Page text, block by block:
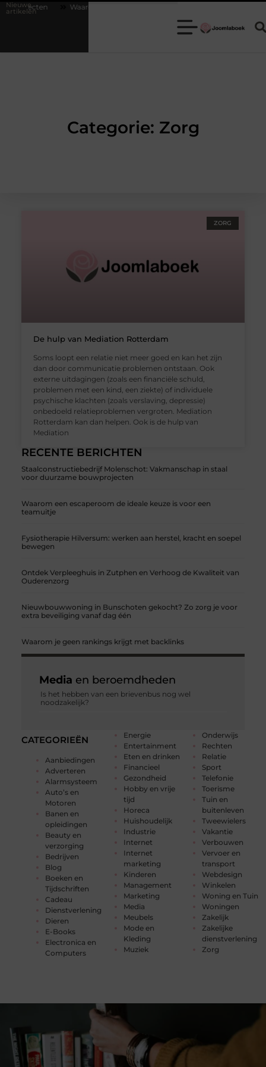
Nieuwe
artikelen Waarom een escaperoom de ideale keuze is voor een
Categorie: Zorg
RECENTE BERICHTEN
Staalconstructiebedrijf Molenschot: Vakmanschap in staal
voor duurzame bouwprojecten
Waarom een escaperoom de ideale keuze is voor een
teamuitje
Fysiotherapie Hilversum: werken aan herstel, kracht en soepel
bewegen
Ontdek Verpleeghuis in Zutphen en Verhoog de Kwaliteit van
Ouderenzorg
Nieuwbouwwoning in Bunschoten gekocht? Zo zorg je voor
extra beveiliging vanaf dag één
Waarom je geen rankings krijgt met backlinks
CATEGORIEËN
Aanbiedingen
Adverteren
Alarmsysteem
Auto’s en
Motoren
Banen en
opleidingen
Beauty en
verzorging
Bedrijven
Blog
Boeken en
Tijdschriften
Cadeau
Dienstverlening
Dieren
E-Books
Electronica en
Computers
Energie
Entertainment
Eten en drinken
Financieel
Gezondheid
Hobby en vrije
tijd
Horeca
Huishoudelijk
Industrie
Internet
Internet
marketing
Kinderen
Management
Marketing
Media
Meubels
Mode en
Kleding
Muziek
Onderwijs
Rechten
Relatie
Sport
Telefonie
Toerisme
Tuin en
buitenleven
Tweewielers
Vakantie
Verbouwen
Vervoer en
transport
Webdesign
Winkelen
Woning en Tuin
Woningen
Zakelijk
Zakelijke
dienstverlening
Zorg
Media en beroemdheden
Is het hebben van een brievenbus nog wel
noodzakelijk?
ZORG
De hulp van Mediation Rotterdam
Soms loopt een relatie niet meer goed en kan het zijn
dan door communicatie problemen ontstaan. Ook
externe uitdagingen (zoals een financiële schuld,
problemen met een kind, een ziekte) of individuele
psychische klachten (zoals verslaving, depressie)
onbedoeld relatieproblemen vergroten. Mediation
Rotterdam kan dan helpen. Ook is de hulp van
Mediation